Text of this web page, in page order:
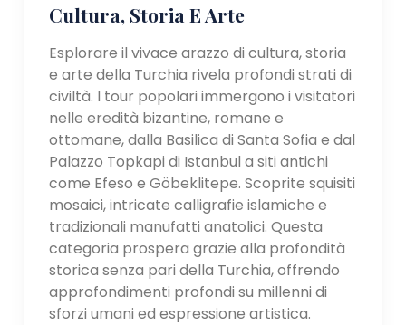
Cultura, Storia E Arte
Esplorare il vivace arazzo di cultura, storia
e arte della Turchia rivela profondi strati di
civiltà. I tour popolari immergono i visitatori
nelle eredità bizantine, romane e
ottomane, dalla Basilica di Santa Sofia e dal
Palazzo Topkapi di Istanbul a siti antichi
come Efeso e Göbeklitepe. Scoprite squisiti
mosaici, intricate calligrafie islamiche e
tradizionali manufatti anatolici. Questa
categoria prospera grazie alla profondità
storica senza pari della Turchia, offrendo
approfondimenti profondi su millenni di
sforzi umani ed espressione artistica.